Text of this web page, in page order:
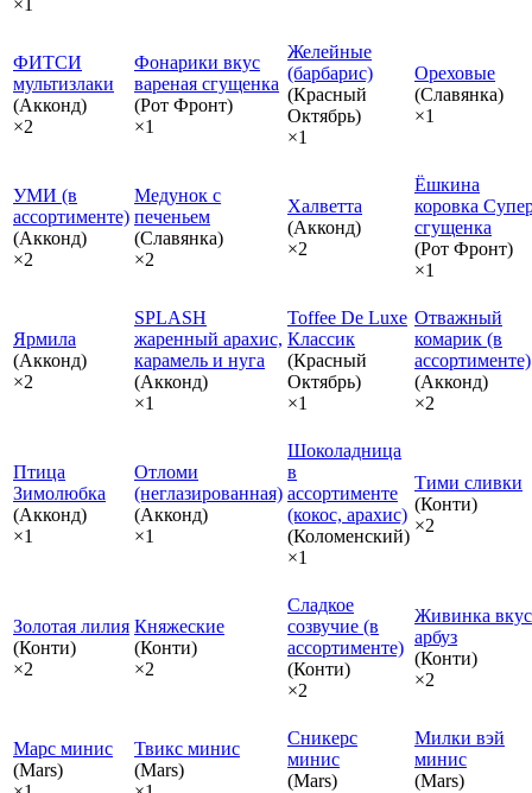
ФИТСИ
мультизлаки
(Акконд)
×2
Фонарики вкус
вареная сгущенка
(Рот Фронт)
×1
Желейные
(барбарис)
(Красный
Октябрь)
×1
Ореховые
(Славянка)
×1
УМИ (в
ассортименте)
(Акконд)
×2
Медунок с
печеньем
(Славянка)
×2
Халветта
(Акконд)
×2
Ёшкина
коровка
сгущенка
(Рот Фронт)
×1
Ярмила
(Акконд)
×2
SPLASH
жаренный арахис,
карамель и нуга
(Акконд)
×1
Toffee De Luxe
Классик
(Красный
Октябрь)
×1
Отважный
комарик (в
ассортименте)
(Акконд)
×2
Птица
Зимолюбка
(Акконд)
×1
Отломи
(неглазированная)
(Акконд)
×1
Шоколадница
в
ассортименте
(кокос, арахис)
(Коломенский)
×1
Тими сливки
(Конти)
×2
Золотая лилия
(Конти)
×2
Княжеские
(Конти)
×2
Сладкое
созвучие (в
ассортименте)
(Конти)
×2
Живинка вкус
арбуз
(Конти)
×2
Марс минис
(Mars)
Твикс минис
(Mars)
Сникерс
минис
(Mars)
Милки вэй
минис
(Mars)